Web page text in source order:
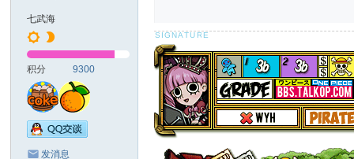
七武海
积分 9300
发消息